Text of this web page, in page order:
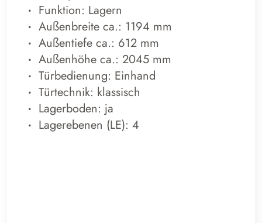
Funktion: Lagern
Außenbreite ca.: 1194 mm
Außentiefe ca.: 612 mm
Außenhöhe ca.: 2045 mm
Türbedienung: Einhand
Türtechnik: klassisch
Lagerboden: ja
Lagerebenen (LE): 4